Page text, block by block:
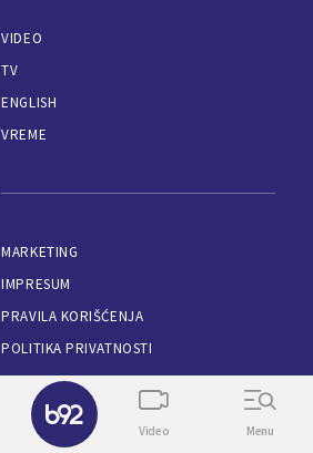
VIDEO
TV
ENGLISH
VREME
MARKETING
IMPRESUM
PRAVILA KORIŠĆENJA
POLITIKA PRIVATNOSTI
APLIKACIJE
KONTAKT
Video Menu
✕